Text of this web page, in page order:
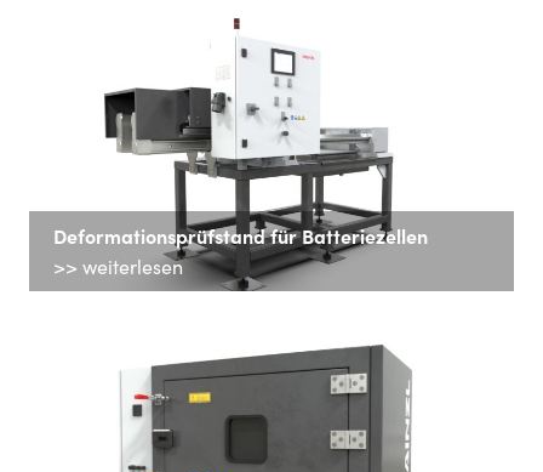
Deformationsprüfstand für Batteriezellen
>> weiterlesen